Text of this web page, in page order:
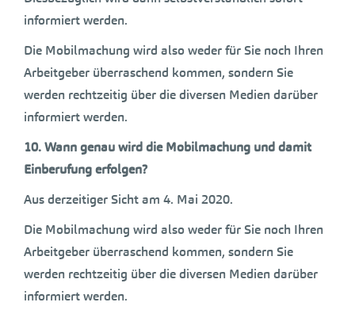
informiert werden.
Die Mobilmachung wird also weder für Sie noch Ihren
Arbeitgeber überraschend kommen, sondern Sie
werden rechtzeitig über die diversen Medien darüber
informiert werden.
10. Wann genau wird die Mobilmachung und damit
Einberufung erfolgen?
Aus derzeitiger Sicht am 4. Mai 2020.
Die Mobilmachung wird also weder für Sie noch Ihren
Arbeitgeber überraschend kommen, sondern Sie
werden rechtzeitig über die diversen Medien darüber
informiert werden.